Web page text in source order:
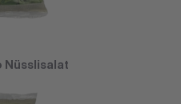
Nüsslisalat